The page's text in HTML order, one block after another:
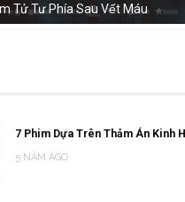
Tử Tư Phía Sau Vết Máu
7 Phim Dựa Trên Thảm Án Kinh
5 NĂM AGO